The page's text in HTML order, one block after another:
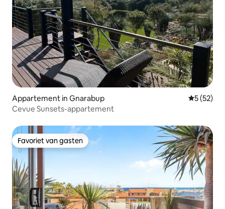
Appartement in Gnarabup
5 (52)
Cevue Sunsets-appartement
Favoriet van gasten
Favoriet van gasten